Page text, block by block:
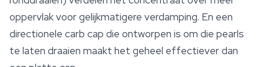
oppervlak voor gelijkmatigere verdamping. En een
directionele carb cap die ontworpen is om die pearls
te laten draaien maakt het geheel effectiever dan